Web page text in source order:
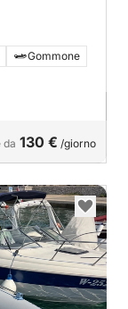
Gommone
da 130 € /giorno